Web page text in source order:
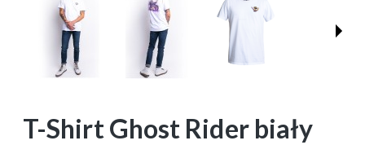
T-Shirt Ghost Rider biały